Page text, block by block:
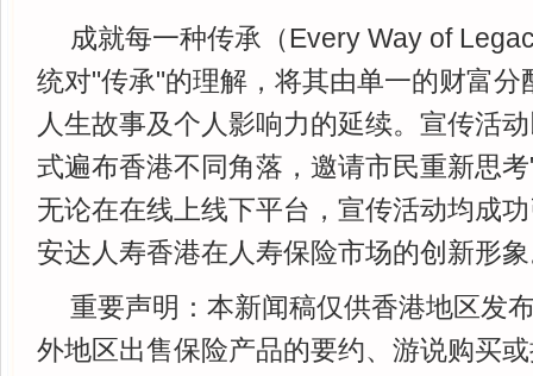
成就每一种传承（Every Way of
统对"传承"的理解，将其由单一的财富分
人生故事及个人影响力的延续。宣传活
式遍布香港不同角落，邀请市民重新思
无论在在线上线下平台，宣传活动均成
安达人寿香港在人寿保险市场的创新形
重要声明：本新闻稿仅供香港地区发
外地区出售保险产品的要约、游说购买